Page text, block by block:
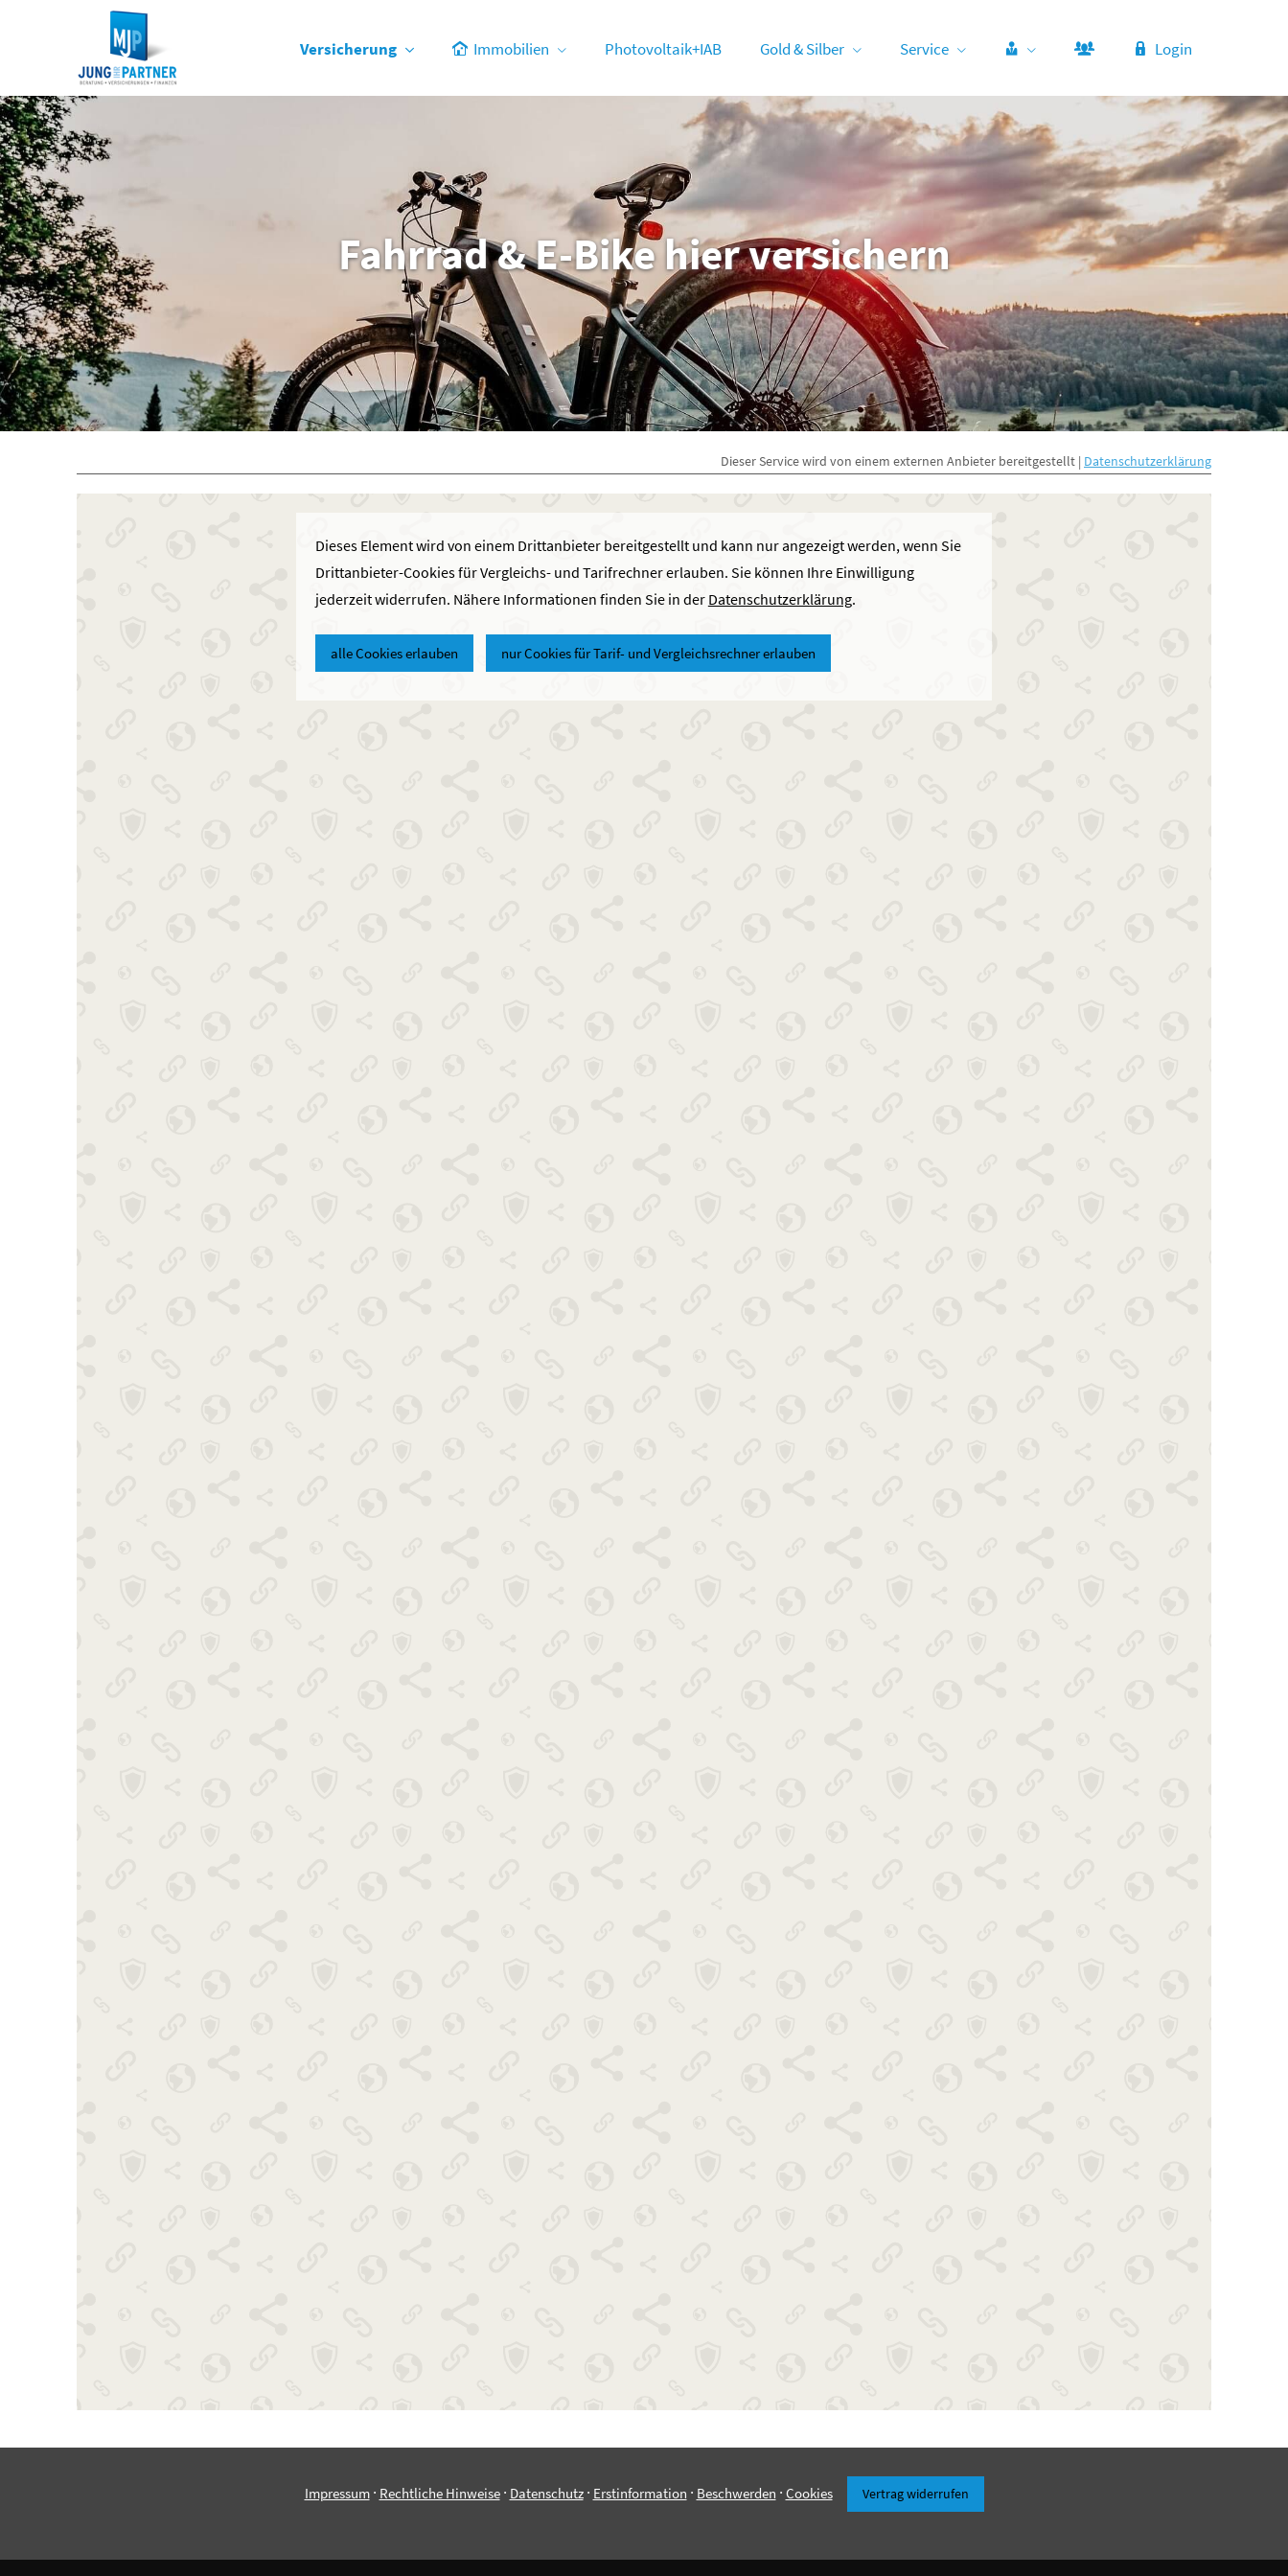
Versicherung Immobilien Photovoltaik+IAB Gold & Silber Service Login
Fahrrad & E-Bike hier ver­sichern
Dieser Service wird von einem externen Anbieter bereitgestellt | Datenschutzerklärung
Dieses Element wird von einem Drittanbieter bereitgestellt und kann nur angezeigt werden, wenn Sie
Drittanbieter-Cookies für Vergleichs- und Tarifrechner erlauben. Sie können Ihre Einwilligung
jederzeit widerrufen. Nähere Informationen finden Sie in der Datenschutzerklärung.
alle Cookies erlauben nur Cookies für Tarif- und Vergleichsrechner erlauben
Impressum· Rechtliche Hinweise· Datenschutz· Erstinformation · Beschwerden · Cookies Vertrag widerrufen